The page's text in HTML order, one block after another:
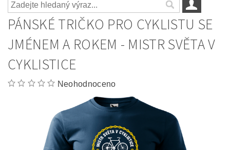
PÁNSKÉ TRIČKO PRO CYKLISTU SE
JMÉNEM A ROKEM - MISTR SVĚTA V
CYKLISTICE
Neohodnoceno